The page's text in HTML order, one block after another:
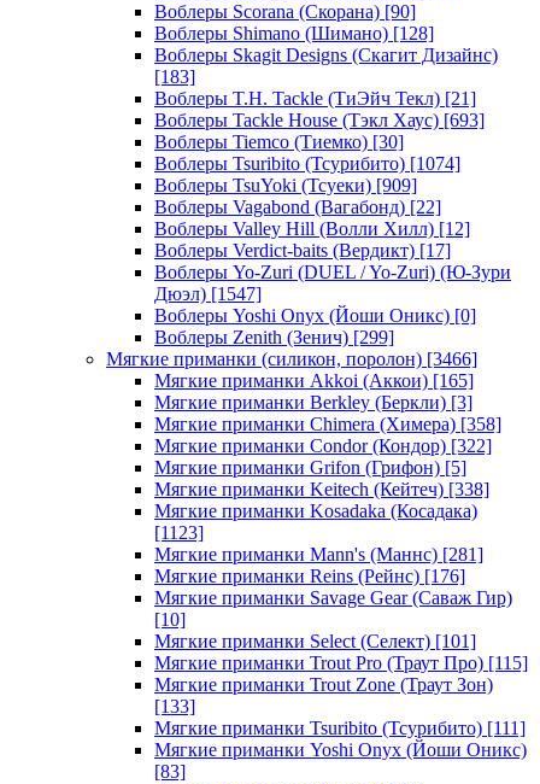
Воблеры Scorana (Скорана) [90]
Воблеры Shimano (Шимано) [128]
Воблеры Skagit Designs (Скагит Дизайнс)
[183]
Воблеры T.H. Tackle (ТиЭйч Текл) [21]
Воблеры Tackle House (Тэкл Хаус) [693]
Воблеры Tiemco (Тиемко) [30]
Воблеры Tsuribito (Тсурибито) [1074]
Воблеры TsuYoki (Тсуеки) [909]
Воблеры Vagabond (Вагабонд) [22]
Воблеры Valley Hill (Волли Хилл) [12]
Воблеры Verdict-baits (Вердикт) [17]
Воблеры Yo-Zuri (DUEL / Yo-Zuri) (Ю-Зури
Дюэл) [1547]
Воблеры Yoshi Onyx (Йоши Оникс) [0]
Воблеры Zenith (Зенич) [299]
Мягкие приманки (силикон, поролон) [3466]
Мягкие приманки Akkoi (Аккои) [165]
Мягкие приманки Berkley (Беркли) [3]
Мягкие приманки Chimera (Химера) [358]
Мягкие приманки Condor (Кондор) [322]
Мягкие приманки Grifon (Грифон) [5]
Мягкие приманки Keitech (Кейтеч) [338]
Мягкие приманки Kosadaka (Косадака)
[1123]
Мягкие приманки Mann's (Маннс) [281]
Мягкие приманки Reins (Рейнс) [176]
Мягкие приманки Savage Gear (Саваж Гир)
[10]
Мягкие приманки Select (Селект) [101]
Мягкие приманки Trout Pro (Траут Про) [115]
Мягкие приманки Trout Zone (Траут Зон)
[133]
Мягкие приманки Tsuribito (Тсурибито) [111]
Мягкие приманки Yoshi Onyx (Йоши Оникс)
[83]